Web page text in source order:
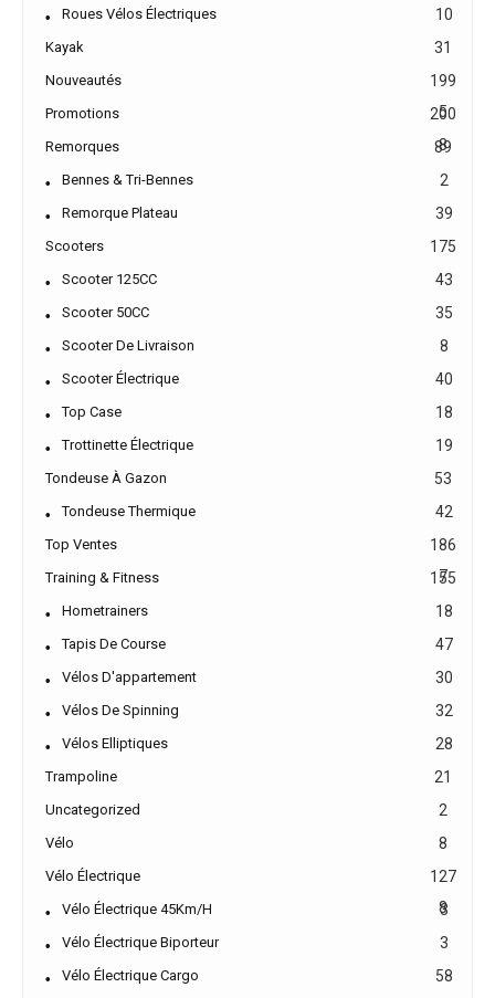
Roues Vélos Électriques 10
Kayak 31
Nouveautés
199
5
Promotions
200
8
Remorques 89
Bennes & Tri-Bennes 2
Remorque Plateau 39
Scooters 175
Scooter 125CC 43
Scooter 50CC 35
Scooter De Livraison 8
Scooter Électrique 40
Top Case 18
Trottinette Électrique 19
Tondeuse À Gazon 53
Tondeuse Thermique 42
Top Ventes
186
7
Training & Fitness 155
Hometrainers 18
Tapis De Course 47
Vélos D'appartement 30
Vélos De Spinning 32
Vélos Elliptiques 28
Trampoline 21
Uncategorized 2
Vélo 8
Vélo Électrique
127
8
Vélo Électrique 45Km/h 3
Vélo Électrique Biporteur 3
Vélo Électrique Cargo 58